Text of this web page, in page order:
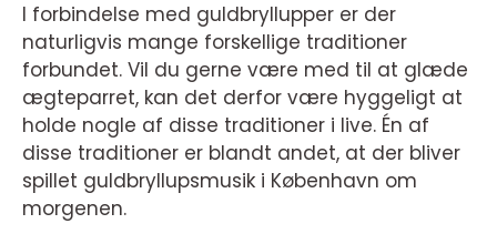
I forbindelse med guldbryllupper er der
naturligvis mange forskellige traditioner
forbundet. Vil du gerne være med til at glæde
ægteparret, kan det derfor være hyggeligt at
holde nogle af disse traditioner i live. Én af
disse traditioner er blandt andet, at der bliver
spillet guldbryllupsmusik i København om
morgenen.